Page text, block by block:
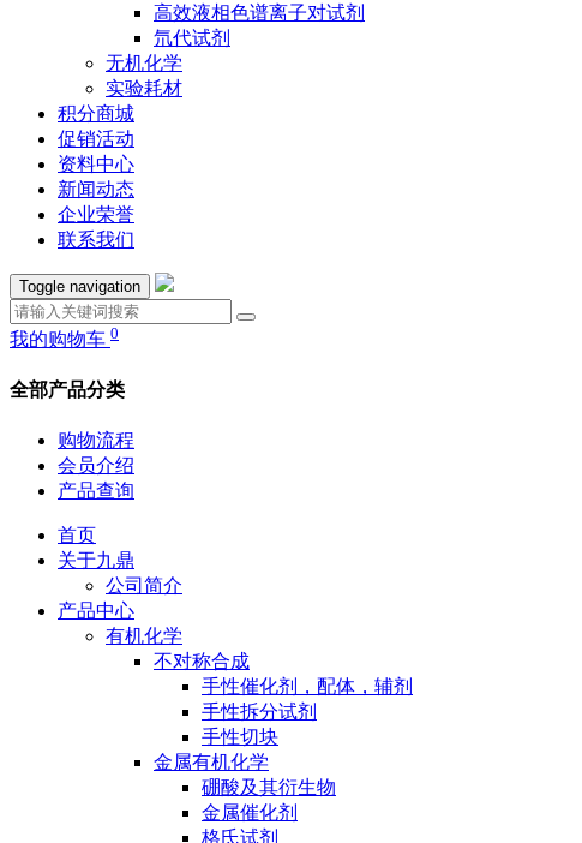
高效液相色谱离子对试剂
氘代试剂
无机化学
实验耗材
积分商城
促销活动
资料中心
新闻动态
企业荣誉
联系我们
Toggle navigation
我的购物车 0
全部产品分类
购物流程
会员介绍
产品查询
首页
关于九鼎
公司简介
产品中心
有机化学
不对称合成
手性催化剂，配体，辅剂
手性拆分试剂
手性切块
金属有机化学
硼酸及其衍生物
金属催化剂
格氏试剂